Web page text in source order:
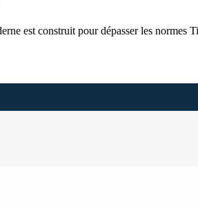
est construit pour dépasser les normes